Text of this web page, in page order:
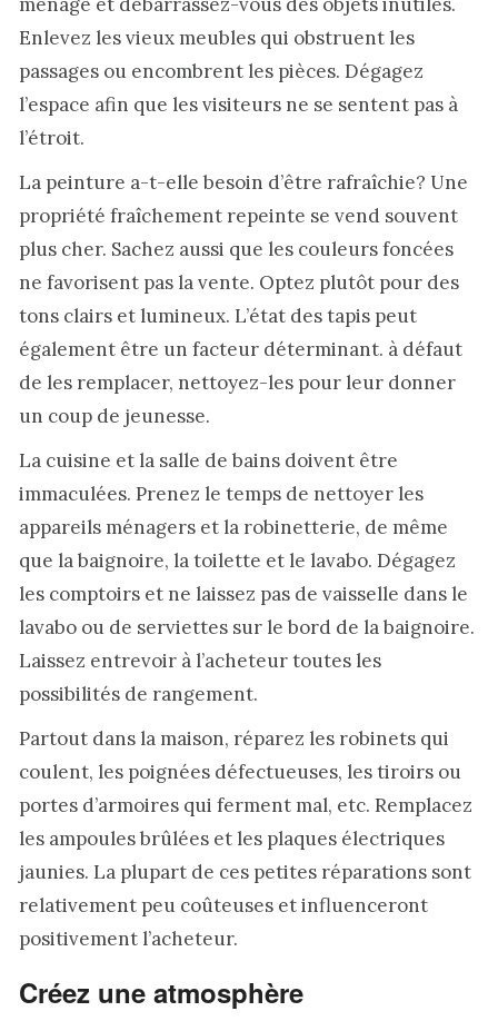
Enlevez les vieux meubles qui obstruent les
passages ou encombrent les pièces. Dégagez
l’espace afin que les visiteurs ne se sentent pas à
l’étroit.
La peinture a-t-elle besoin d’être rafraîchie? Une
propriété fraîchement repeinte se vend souvent
plus cher. Sachez aussi que les couleurs foncées
ne favorisent pas la vente. Optez plutôt pour des
tons clairs et lumineux. L’état des tapis peut
également être un facteur déterminant. à défaut
de les remplacer, nettoyez-les pour leur donner
un coup de jeunesse.
La cuisine et la salle de bains doivent être
immaculées. Prenez le temps de nettoyer les
appareils ménagers et la robinetterie, de même
que la baignoire, la toilette et le lavabo. Dégagez
les comptoirs et ne laissez pas de vaisselle dans le
lavabo ou de serviettes sur le bord de la baignoire.
Laissez entrevoir à l’acheteur toutes les
possibilités de rangement.
Partout dans la maison, réparez les robinets qui
coulent, les poignées défectueuses, les tiroirs ou
portes d’armoires qui ferment mal, etc. Remplacez
les ampoules brûlées et les plaques électriques
jaunies. La plupart de ces petites réparations sont
relativement peu coûteuses et influenceront
positivement l’acheteur.
Créez une atmosphère